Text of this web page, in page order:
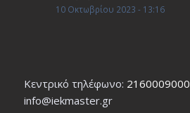
10 Οκτωβρίου 2023 - 13:16
Κεντρικό τηλέφωνο: 2160009000
info@iekmaster.gr